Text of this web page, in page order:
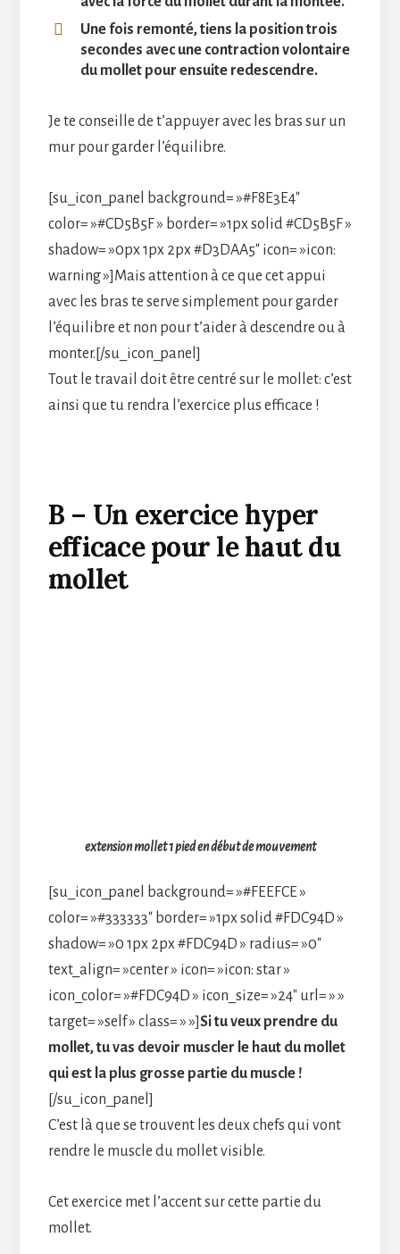
Une fois remonté, tiens la position trois
secondes avec une contraction volontaire
du mollet pour ensuite redescendre.
Je te conseille de t’appuyer avec les bras sur un
mur pour garder l’équilibre.
[su_icon_panel background= »#F8E3E4″
color= »#CD5B5F » border= »1px solid #CD5B5F »
shadow= »0px 1px 2px #D3DAA5″ icon= »icon:
warning »]Mais attention à ce que cet appui
avec les bras te serve simplement pour garder
l’équilibre et non pour t’aider à descendre ou à
monter.[/su_icon_panel]
Tout le travail doit être centré sur le mollet: c’est
ainsi que tu rendra l’exercice plus efficace !
B – Un exercice hyper
efficace pour le haut du
mollet
extension mollet 1 pied en début de mouvement
[su_icon_panel background= »#FEEFCE »
color= »#333333″ border= »1px solid #FDC94D »
shadow= »0 1px 2px #FDC94D » radius= »0″
text_align= »center » icon= »icon: star »
icon_color= »#FDC94D » icon_size= »24″ url= » »
target= »self » class= » »]Si tu veux prendre du
mollet, tu vas devoir muscler le haut du mollet
qui est la plus grosse partie du muscle !
[/su_icon_panel]
C’est là que se trouvent les deux chefs qui vont
rendre le muscle du mollet visible.
Cet exercice met l’accent sur cette partie du
mollet.